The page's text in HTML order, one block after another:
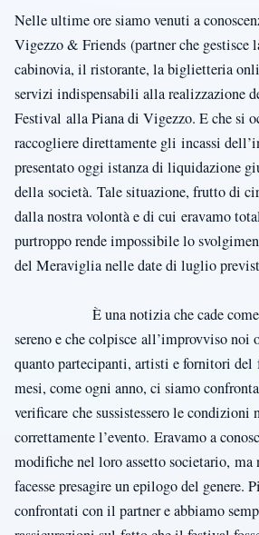
Nelle ultime ore siamo venuti a
Vigezzo & Friends (partner che gestisce
cabinovia, il ristorante, la biglietteria
servizi indispensabili alla realizzazione
Festival alla Piana di Vigezzo. E che si
raccogliere direttamente gli incassi
presentato oggi istanza di liquidazione
della società. Tale situazione, frutto di
dalla nostra volontà e di cui eravamo
purtroppo rende impossibile lo
del Meraviglia nelle date di
È una notizia che cade
sereno e che colpisce all’improvviso noi
quanto partecipanti, artisti e fornitori
mesi, come ogni anno, ci siamo
verificare che sussistessero le condizioni
correttamente l’evento. Eravamo a
modifiche nel loro assetto societario, ma
facesse presagire un epilogo del genere.
confrontati con il partner e abbiamo